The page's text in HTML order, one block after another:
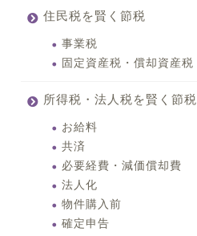
住民税を賢く節税
事業税
固定資産税・償却資産税
所得税・法人税を賢く節税
お給料
共済
必要経費・減価償却費
法人化
物件購入前
確定申告